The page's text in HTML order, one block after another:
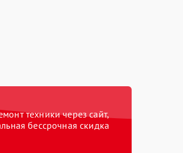
техники через сайт,
бессрочная скидка